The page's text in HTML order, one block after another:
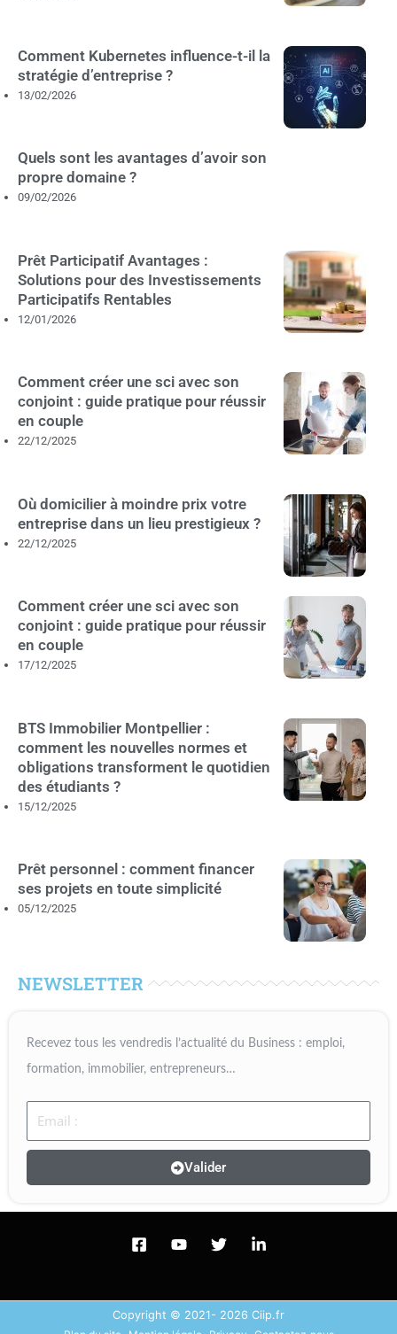
Comment Kubernetes influence-t-il la
stratégie d’entreprise ?
13/02/2026
Quels sont les avantages d’avoir son
propre domaine ?
09/02/2026
Prêt Participatif Avantages :
Solutions pour des Investissements
Participatifs Rentables
12/01/2026
Comment créer une sci avec son
conjoint : guide pratique pour réussir
en couple
22/12/2025
Où domicilier à moindre prix votre
entreprise dans un lieu prestigieux ?
22/12/2025
Comment créer une sci avec son
conjoint : guide pratique pour réussir
en couple
17/12/2025
BTS Immobilier Montpellier :
comment les nouvelles normes et
obligations transforment le quotidien
des étudiants ?
15/12/2025
Prêt personnel : comment financer
ses projets en toute simplicité
05/12/2025
NEWSLETTER
Recevez tous les vendredis l’actualité du Business : emploi,
formation, immobilier, entrepreneurs…
Email
Valider
Copyright © 2021- 2026 Ciip.fr